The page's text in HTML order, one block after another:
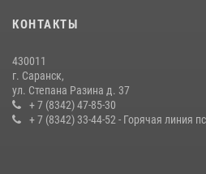
содействии сотрудников Росгвардии
Сотрудники Росгвардии обеспечили
конкурса профмастерства в Саранске
23 июля 2026, 11:54 4
КОНТАКТЫ
430011
г. Саранск,
ул. Степана Разина д. 37
+ 7 (8342) 47-85-30
+ 7 (8342) 33-44-52 - Горячая линия